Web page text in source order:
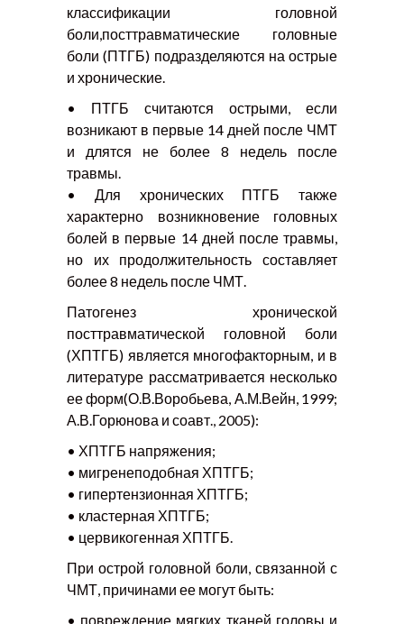
классификации головной
боли,посттравматические головные
боли (ПТГБ) подразделяются на острые
и хронические.
• ПТГБ считаются острыми, если
возникают в первые 14 дней после ЧМТ
и длятся не более 8 недель после
травмы.
• Для хронических ПТГБ также
характерно возникновение головных
болей в первые 14 дней после травмы,
но их продолжительность составляет
более 8 недель после ЧМТ.
Патогенез хронической
посттравматической головной боли
(ХПТГБ) является многофакторным, и в
литературе рассматривается несколько
ее форм(О.В.Воробьева, А.М.Вейн, 1999;
А.В.Горюнова и соавт., 2005):
• ХПТГБ напряжения;
• мигренеподобная ХПТГБ;
• гипертензионная ХПТГБ;
• кластерная ХПТГБ;
• цервикогенная ХПТГБ.
При острой головной боли, связанной с
ЧМТ, причинами ее могут быть:
• повреждение мягких тканей головы и